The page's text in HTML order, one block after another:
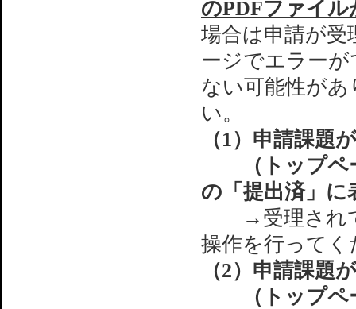
のPDFファイ
場合は申請が
ージでエラー
ない可能性が
い。
（1）申請課題が
（トップ
の「提出済」
→受理されて
操作を行ってく
（2）申請課題が
（トップ